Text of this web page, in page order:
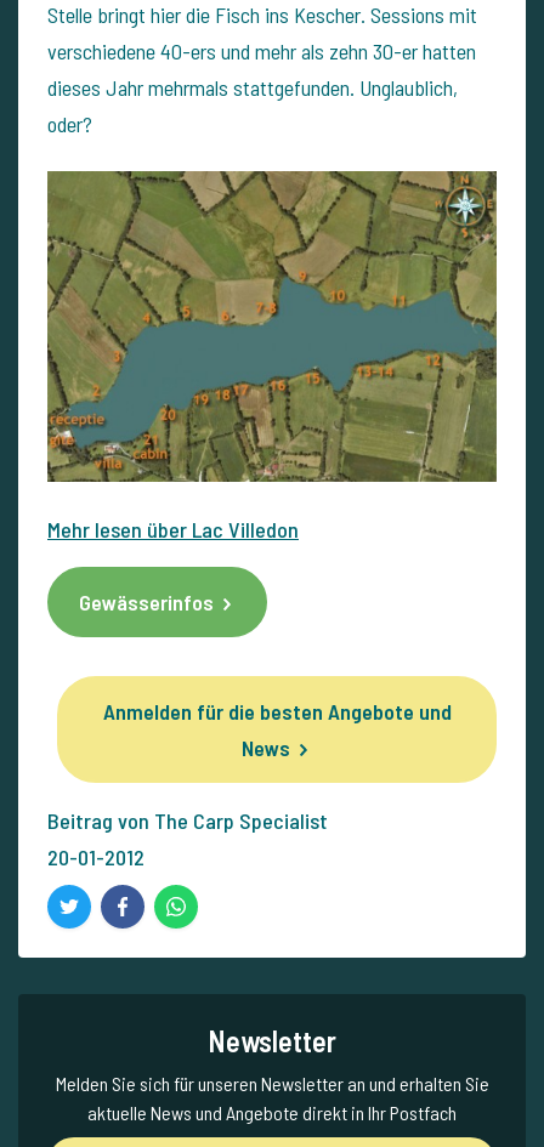
Stelle bringt hier die Fisch ins Kescher. Sessions mit
verschiedene 40-ers und mehr als zehn 30-er hatten
dieses Jahr mehrmals stattgefunden. Unglaublich,
oder?
Mehr lesen über Lac Villedon
Gewässerinfos
Anmelden für die besten Angebote und
News
Beitrag von The Carp Specialist
20-01-2012
Newsletter
Melden Sie sich für unseren Newsletter an und erhalten Sie
aktuelle News und Angebote direkt in Ihr Postfach